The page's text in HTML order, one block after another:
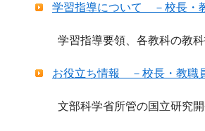
学習指導について －校長・
学習指導要領、各教科の教科
お役立ち情報 －校長・教職
文部科学省所管の国立研究開